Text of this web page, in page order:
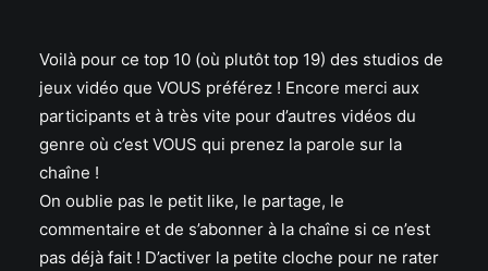
Voilà pour ce top 10 (où plutôt top 19) des studios de
jeux vidéo que VOUS préférez ! Encore merci aux
participants et à très vite pour d’autres vidéos du
genre où c’est VOUS qui prenez la parole sur la
chaîne !
On oublie pas le petit like, le partage, le
commentaire et de s’abonner à la chaîne si ce n’est
pas déjà fait ! D’activer la petite cloche pour ne rater